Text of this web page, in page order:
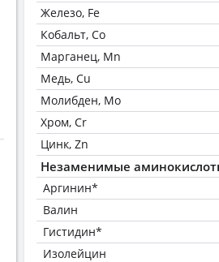
Железо, Fe
Кобальт, Co
Марганец, Mn
Медь, Cu
Молибден, Mo
Хром, Cr
Цинк, Zn
Незаменимые
Аргинин*
Валин
Гистидин*
Изолейцин